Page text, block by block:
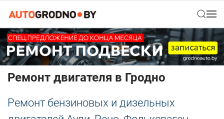
Ремонт двигателя в Гродно
Ремонт бензиновых и дизельных